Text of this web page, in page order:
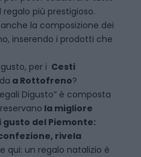
regalo più prestigioso.
la composizione dei
inserendo i prodotti che
per i Cesti
a Rottofreno?
Digusto” è composta
la migliore
del Piemonte:
rivela
qui: un regalo natalizio è